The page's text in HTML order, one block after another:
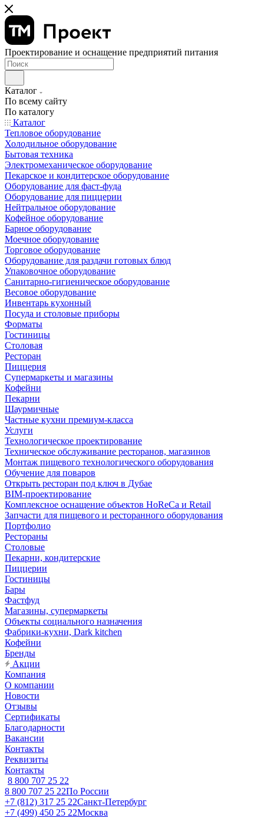
Проектирование и оснащение предприятий питания
Каталог
По всему сайту
По каталогу
Каталог
Тепловое оборудование
Холодильное оборудование
Бытовая техника
Электромеханическое оборудование
Пекарское и кондитерское оборудование
Оборудование для фаст-фуда
Оборудование для пиццерии
Нейтральное оборудование
Кофейное оборудование
Барное оборудование
Моечное оборудование
Торговое оборудование
Оборудование для раздачи готовых блюд
Упаковочное оборудование
Санитарно-гигиеническое оборудование
Весовое оборудование
Инвентарь кухонный
Посуда и столовые приборы
Форматы
Гостиницы
Столовая
Ресторан
Пиццерия
Супермаркеты и магазины
Кофейни
Пекарни
Шаурмичные
Частные кухни премиум-класса
Услуги
Технологическое проектирование
Техническое обслуживание ресторанов, магазинов
Монтаж пищевого технологического оборудования
Обучение для поваров
Открыть ресторан под ключ в Дубае
BIM-проектирование
Комплексное оснащение объектов HoReCa и Retail
Запчасти для пищевого и ресторанного оборудования
Портфолио
Рестораны
Столовые
Пекарни, кондитерские
Пиццерии
Гостиницы
Бары
Фастфуд
Магазины, супермаркеты
Объекты социального назначения
Фабрики-кухни, Dark kitchen
Кофейни
Бренды
Акции
Компания
О компании
Новости
Отзывы
Сертификаты
Благодарности
Вакансии
Контакты
Реквизиты
Контакты
8 800 707 25 22
8 800 707 25 22По России
+7 (812) 317 25 22Санкт-Петербург
+7 (499) 450 25 22Москва